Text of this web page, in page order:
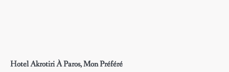
Hotel Akrotiri À Paros, Mon Préféré